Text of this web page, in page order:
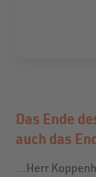
Das Ende
auch das
...Herr